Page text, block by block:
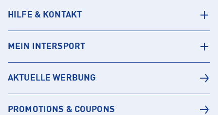
HILFE & KONTAKT
MEIN INTERSPORT
AKTUELLE WERBUNG
PROMOTIONS & COUPONS